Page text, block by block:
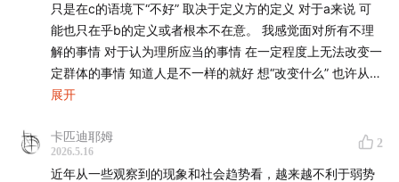
00:21:00｜对医学与康复的迷信让我们难以与残障的身
体共存
00:23:00｜对残障者的怜悯/可怜是一件好事吗？
00:32:18 ｜与残障者共情才能真正尊重残障者的存在？
只是在c的语境下“不好” 取决于定义方的定义 对于a来说 可
能也只在乎b的定义或者根本不在意。 我感觉面对所有不理
解的事情 对于认为理所应当的事情 在一定程度上无法改变一
定群体的事情 知道人是不一样的就好 想“改变什么” 也许从意
识上可以改变一部分人 但最好的方式是自己拥有或者去争取
权制对女性 健全人对残障者 白人社会对黑人 所以被压制方
要求共情和感化的效率很低 所以… （大概就是这些压制大体
展开
卡匹迪耶姆
2026.5.16
2
近年从一些观察到的现象和社会趋势看，越来越不利于弱势